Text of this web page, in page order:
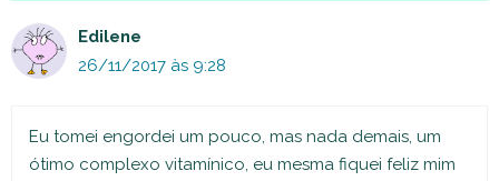
Edilene
26/11/2017 às 9:28
Eu tomei engordei um pouco, mas nada demais, um
ótimo complexo vitamínico, eu mesma fiquei feliz mim